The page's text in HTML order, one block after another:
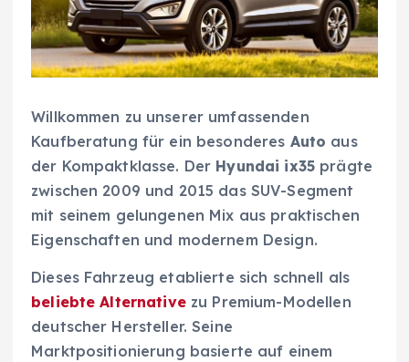
Willkommen zu unserer umfassenden
Kaufberatung für ein besonderes Auto aus
der Kompaktklasse. Der Hyundai ix35 prägte
zwischen 2009 und 2015 das SUV-Segment
mit seinem gelungenen Mix aus praktischen
Eigenschaften und modernem Design.
Dieses Fahrzeug etablierte sich schnell als
beliebte Alternativezu Premium-Modellen
deutscher Hersteller. Seine
Marktpositionierung basierte auf einem